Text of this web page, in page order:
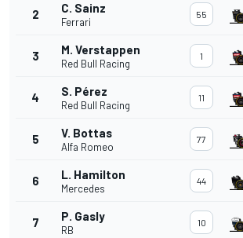
2 C. Sainz
Ferrari
55
3 M. Verstappen
Red Bull Racing
1
4 S. Pérez
Red Bull Racing
11
5 V. Bottas
Alfa Romeo
77
6 L. Hamilton
Mercedes
44
7 P. Gasly
RB
10